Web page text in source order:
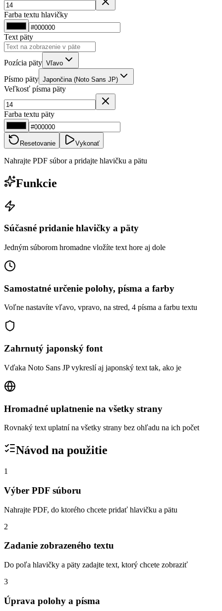
Farba textu hlavičky
Text päty
Pozícia päty Vľavo
Písmo päty Japončina (Noto Sans JP)
Veľkosť písma päty
Farba textu päty
Resetovanie Vykonať
Nahrajte PDF súbor a pridajte hlavičku a pätu
Funkcie
Súčasné pridanie hlavičky a päty
Jedným súborom hromadne vložíte text hore aj dole
Samostatné určenie polohy, písma a farby
Voľne nastavíte vľavo, vpravo, na stred, 4 písma a farbu textu
Zahrnutý japonský font
Vďaka Noto Sans JP vykreslí aj japonský text tak, ako je
Hromadné uplatnenie na všetky strany
Rovnaký text uplatní na všetky strany bez ohľadu na ich počet
Návod na použitie
1
Výber PDF súboru
Nahrajte PDF, do ktorého chcete pridať hlavičku a pätu
2
Zadanie zobrazeného textu
Do poľa hlavičky a päty zadajte text, ktorý chcete zobraziť
3
Úprava polohy a písma